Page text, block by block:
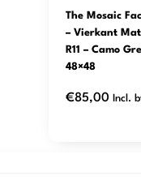
The Mosaic
– Vierkant Mat
R11 – Camo
48×48
€85,00 Incl.